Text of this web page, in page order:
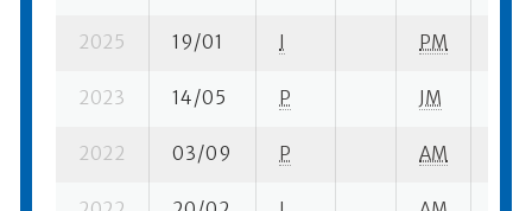
2025 19/01 I PM
2023 14/05 P JM
2022 03/09 P AM